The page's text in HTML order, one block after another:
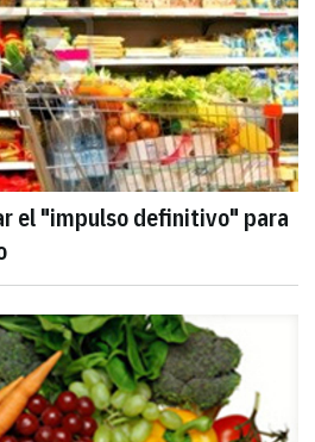
el "impulso definitivo" para